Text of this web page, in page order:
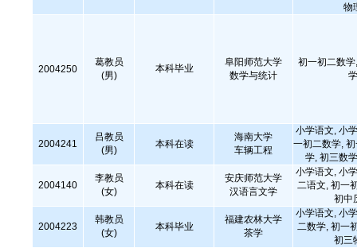
物
2004250
葛教员
(男)
本科毕业
阜阳师范大学
数学与统计
初一初二数
2004241
吕教员
(男)
本科在读
海南大学
车辆工程
小学语文, 小
一初二数学,
学, 初三数
2004140
李教员
(女)
本科在读
安庆师范大学
汉语言文学
小学语文, 小
二语文, 初一
初中
2004223
韩教员
(女)
本科毕业
福建农林大学
茶学
小学语文, 小
二数学, 初一
初三